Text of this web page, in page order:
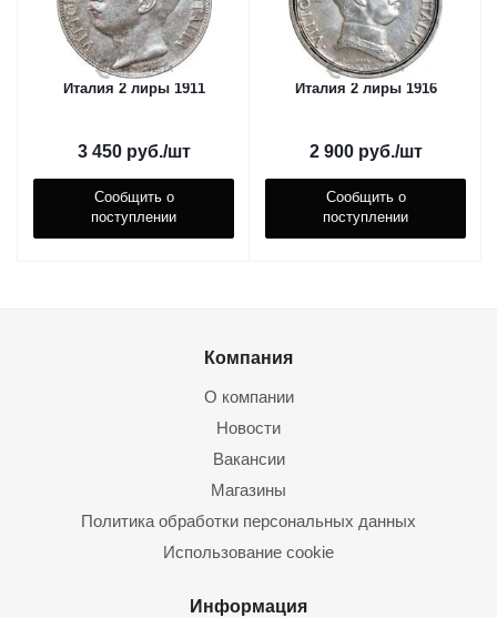
Италия 2 лиры 1911
3 450руб./шт
Сообщить о
поступлении
Италия 2 лиры 1916
2 900руб./шт
Сообщить о
поступлении
Компания
О компании
Новости
Вакансии
Магазины
Политика обработки персональных данных
Использование cookie
Информация